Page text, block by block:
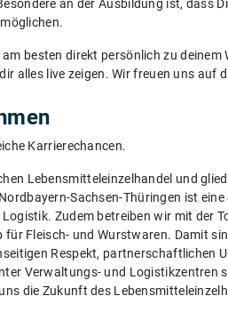
an der Ausbildung ist, dass
besten direkt persönlich zu
alles live zeigen. Wir freuen uns auf
Karrierechancen.
Lebensmitteleinzelhandel und
Sachsen-Thüringen ist
Zudem betreiben wir mit der
Fleisch- und Wurstwaren. Damit
Respekt, partnerschaftlichen
Verwaltungs- und Logistikzentren
die Zukunft des